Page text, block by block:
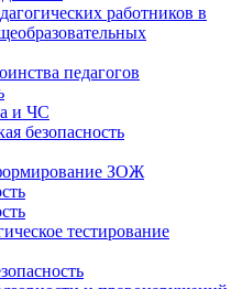
работников в
педагогов
и ЧС
безопасность
ЗОЖ
тестирование